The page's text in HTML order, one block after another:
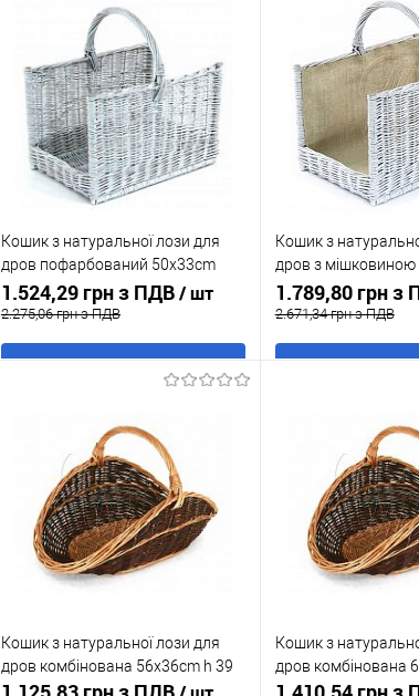
Купити в 1 клік
порівняння
У обране
В наявності
Купити в 1 клік
У обране
Кошик з натуральної лози для
дров пофарбований 50x33cm
h25 / 40cm
1.524,29 грн з ПДВ/ шт
2.275,06 грн з ПДВ
В кошик
Купити в 1 клік
порівняння
У обране
Під
замовлення
Кошик з
дров з мішковиною
пофарбований
42cm
1.789,80 грн з
2.671,34 грн з ПДВ
В
Купити в 1 клік
У обране
Кошик з натуральної лози для
дров комбінована 56x36cm h 39
Кошик з
дров комбінована